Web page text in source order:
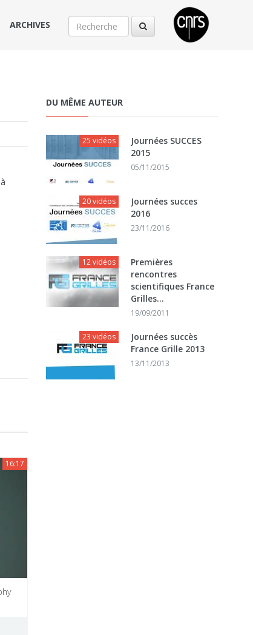
ARCHIVES
16:17
DU MÊME AUTEUR
25 vidéos
Journées SUCCES
2015
05/11/2015
20 vidéos
Journées succes
2016
23/11/2016
12 vidéos
Premières
rencontres
scientifiques France
Grilles...
19/09/2011
23 vidéos
Journées succès
France Grille 2013
13/11/2013